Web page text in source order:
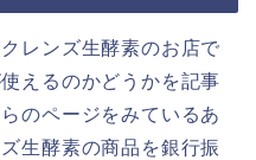
レンズ生酵素のお店で
えるのかどうかを記事
のページをみているあ
生酵素の商品を銀行振